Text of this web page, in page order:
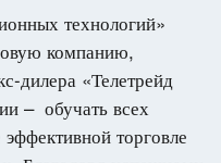
технологий»
компанию,
дилера «Телетрейд
– обучать всех
торговле